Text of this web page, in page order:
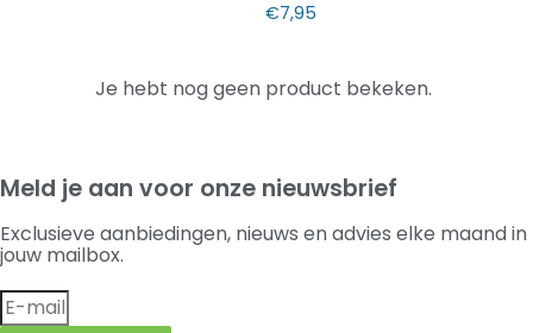
€7,95
Je hebt nog geen product bekeken.
Meld je aan voor onze nieuwsbrief
Exclusieve aanbiedingen, nieuws en advies elke maand in
jouw mailbox.